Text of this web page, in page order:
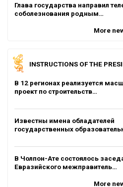
Глава государства направил
соболезнования родным…
More
INSTRUCTIONS OF THE
В 12 регионах реализуется
проект по строительств…
Известны имена обладателей
государственных
В Чолпон-Ате состоялось
Евразийского межправитель…
More